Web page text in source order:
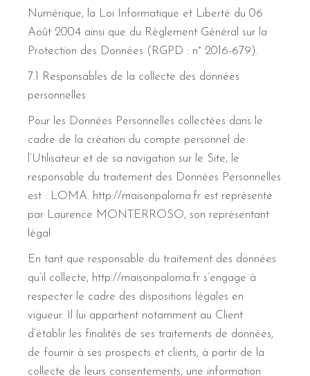
Numérique, la Loi Informatique et Liberté du 06
Août 2004 ainsi que du Règlement Général sur la
Protection des Données (RGPD : n° 2016-679).
7.1 Responsables de la collecte des données
personnelles
Pour les Données Personnelles collectées dans le
cadre de la création du compte personnel de
l’Utilisateur et de sa navigation sur le Site, le
responsable du traitement des Données Personnelles
est : LOMA. http://maisonpaloma.fr est représenté
par Laurence MONTERROSO, son représentant
légal
En tant que responsable du traitement des données
qu’il collecte, http://maisonpaloma.fr s’engage à
respecter le cadre des dispositions légales en
vigueur. Il lui appartient notamment au Client
d’établir les finalités de ses traitements de données,
de fournir à ses prospects et clients, à partir de la
collecte de leurs consentements, une information